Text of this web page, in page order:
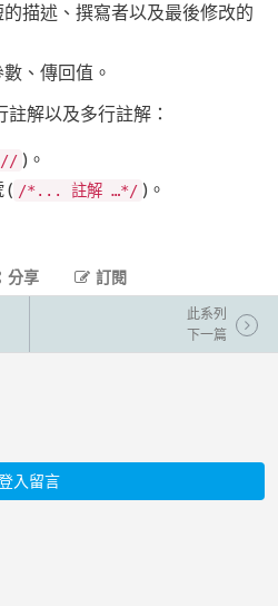
描述、撰寫者以及最後修改的
、傳回值。
註解以及多行註解：
// )。
( /*... 註解 …*/ )。
分享 訂閱
此系列
下一篇
入留言